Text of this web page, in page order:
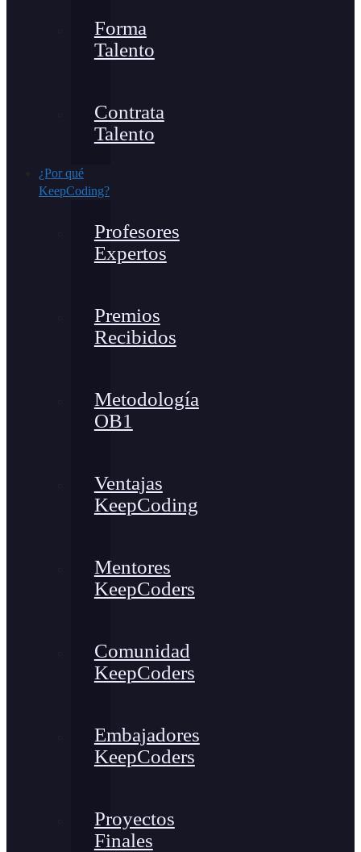
Forma
Talento
Contrata
Talento
¿Por qué
KeepCoding?
Profesores
Expertos
Premios
Recibidos
Metodología
OB1
Ventajas
KeepCoding
Mentores
KeepCoders
Comunidad
KeepCoders
Embajadores
KeepCoders
Proyectos
Finales